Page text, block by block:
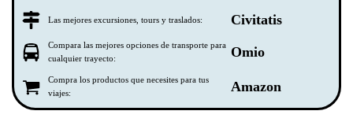
Las mejores excursiones, tours y traslados: Civitatis
Compara las mejores opciones de transporte para
cualquier trayecto:
Omio
Compra los productos que necesites para tus
viajes:
Amazon